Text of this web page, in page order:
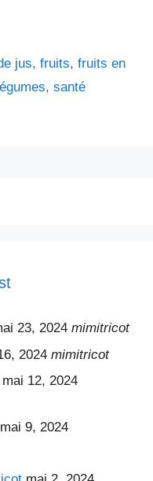
jus,fruits,fruits en
, santé
23, 2024 mimitricot
2024 mimitricot
mai 12, 2024
mai 9, 2024